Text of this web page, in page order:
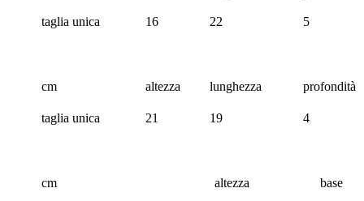
taglia unica 16 22 5
cm altezza lunghezza profondità
taglia unica 21 19 4
cm altezza base